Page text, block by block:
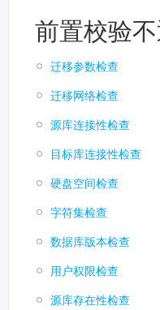
前置校验
迁移参数检查
迁移网络检查
源库连接性检查
目标库连接性检查
硬盘空间检查
字符集检查
数据库版本检查
用户权限检查
源库存在性检查